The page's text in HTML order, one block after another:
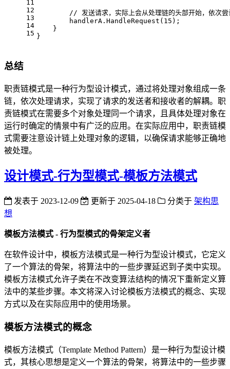
11
12
13
14
15
// 发送请求，实际上会从处理链的头部开始，依次尝
        handlerA.HandleRequest(
15 );
    }
}
总结
职责链模式是一种行为型设计模式，通过将处理对象组成一条
链，依次处理请求，实现了请求的发送者和接收者的解耦。职
责链模式在需要多个对象处理同一个请求，且具体处理对象在
运行时确定的情景中有广泛的应用。在实际应用中，职责链模
式需要注意设计链上处理对象的逻辑，以确保请求能够正确地
被处理。
设计模式-行为型模式-模板方法模式
发表于 2023-12-09 更新于 2025-04-18 分类于 架构思
想
模板方法模式 - 行为型模式的骨架定义者
在软件设计中，模板方法模式是一种行为型设计模式，它定义
了一个算法的骨架，将算法中的一些步骤延迟到子类中实现。
模板方法模式允许子类在不改变算法结构的情况下重新定义算
法中的某些步骤。本文将深入讨论模板方法模式的概念、实现
方式以及在实际应用中的使用场景。
模板方法模式的概念
模板方法模式（Template Method Pattern）是一种行为型设计模
式，其核心思想是定义一个算法的骨架，将算法中的一些步骤